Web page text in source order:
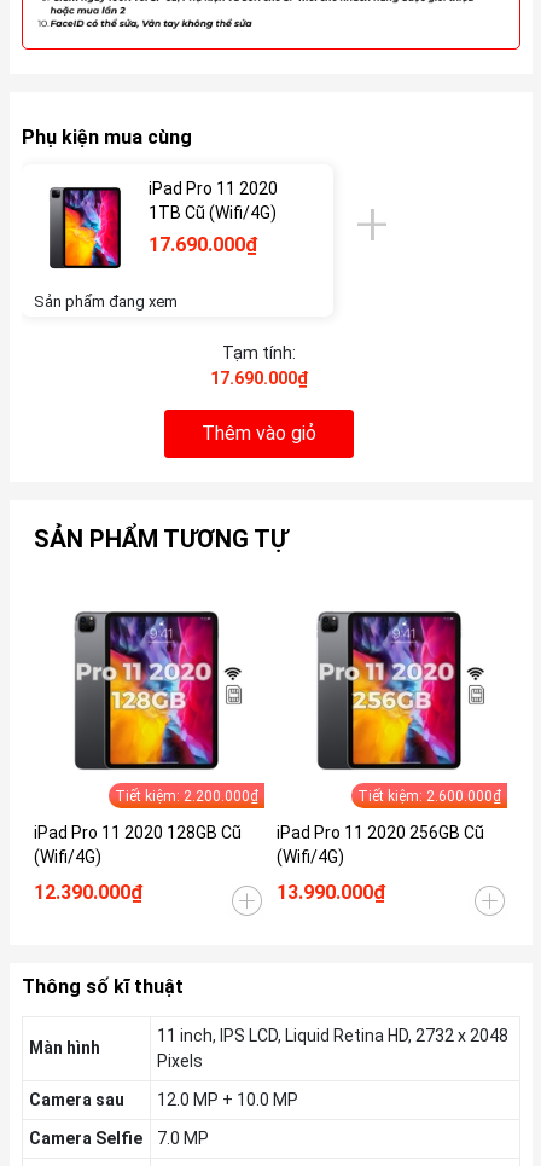
Phụ kiện mua cùng
iPad Pro 11 2020
1TB Cũ (Wifi/4G)
17.690.000₫
Sản phẩm đang xem
Tạm tính:
17.690.000₫
Thêm vào giỏ
SẢN PHẨM TƯƠNG TỰ
Tiết kiệm: 2.200.000₫
iPad Pro 11 2020 128GB Cũ
(Wifi/4G)
12.390.000₫
Tiết kiệm: 2.600.000₫
iPad Pro 11 2020 256GB Cũ
(Wifi/4G)
13.990.000₫
Thông số kĩ thuật
Màn hình
11 inch, IPS LCD, Liquid Retina HD, 2732 x 2048
Pixels
Camera sau
12.0 MP + 10.0 MP
Camera Selfie
7.0 MP